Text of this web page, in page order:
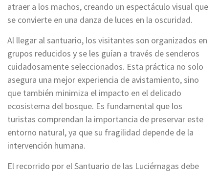
atraer a los machos, creando un espectáculo visual que
se convierte en una danza de luces en la oscuridad.
Al llegar al santuario, los visitantes son organizados en
grupos reducidos y se les guían a través de senderos
cuidadosamente seleccionados. Esta práctica no solo
asegura una mejor experiencia de avistamiento, sino
que también minimiza el impacto en el delicado
ecosistema del bosque. Es fundamental que los
turistas comprendan la importancia de preservar este
entorno natural, ya que su fragilidad depende de la
intervención humana.
El recorrido por el Santuario de las Luciérnagas debe